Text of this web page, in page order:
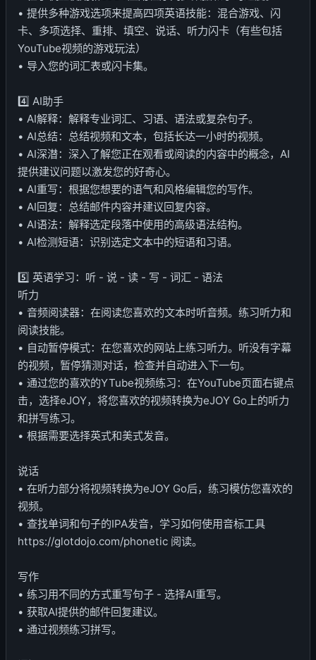
• 提供多种游戏选项来提高四项英语技能：混合游戏、闪
卡、多项选择、重排、填空、说话、听力闪卡（有些包括
YouTube视频的游戏玩法）
• 导入您的词汇表或闪卡集。
4️⃣ AI助手
• AI解释：解释专业词汇、习语、语法或复杂句子。
• AI总结：总结视频和文本，包括长达一小时的视频。
• AI深潜：深入了解您正在观看或阅读的内容中的概念，AI
提供建议问题以激发您的好奇心。
• AI重写：根据您想要的语气和风格编辑您的写作。
• AI回复：总结邮件内容并建议回复内容。
• AI语法：解释选定段落中使用的高级语法结构。
• AI检测短语：识别选定文本中的短语和习语。
5️⃣ 英语学习：听 - 说 - 读 - 写 - 词汇 - 语法
听力
• 音频阅读器：在阅读您喜欢的文本时听音频。练习听力和
阅读技能。
• 自动暂停模式：在您喜欢的网站上练习听力。听没有字幕
的视频，暂停猜测对话，检查并自动进入下一句。
• 通过您的喜欢的YTube视频练习：在YouTube页面右键点
击，选择eJOY，将您喜欢的视频转换为eJOY Go上的听力
和拼写练习。
• 根据需要选择英式和美式发音。
说话
• 在听力部分将视频转换为eJOY Go后，练习模仿您喜欢的
视频。
• 查找单词和句子的IPA发音，学习如何使用音标工具
https://glotdojo.com/phonetic 阅读。
写作
• 练习用不同的方式重写句子 - 选择AI重写。
• 获取AI提供的邮件回复建议。
• 通过视频练习拼写。